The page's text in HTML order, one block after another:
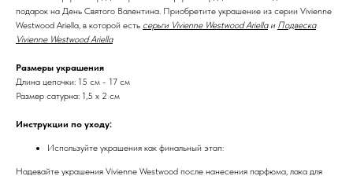
подарок на День Святого Валентина. Приобретите украшение из серии Vivienne
Westwood Ariella, в которой есть серьги Vivienne Westwood Ariellaи Подвеска
Vivienne Westwood Ariella
Размеры украшения
Длина цепочки: 15 см - 17 см
Размер сатурна: 1,5 х 2 см
Инструкции по уходу:
Используйте украшения как финальный этап:
Надевайте украшения Vivienne Westwood после нанесения парфюма, лака для